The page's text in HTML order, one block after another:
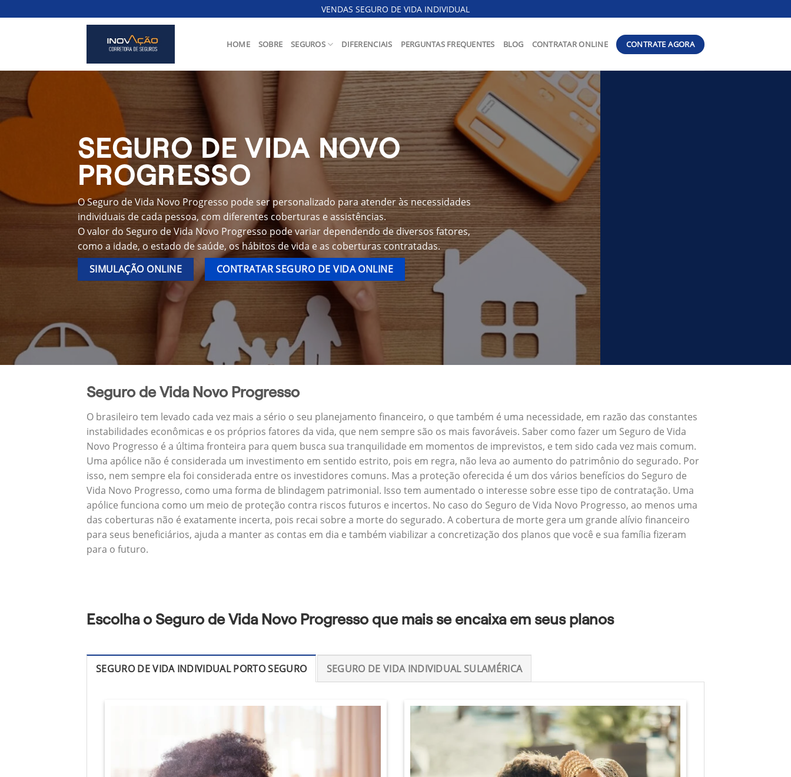
to
VENDAS SEGURO DE VIDA INDIVIDUAL
HOME SOBRE SEGUROS DIFERENCIAIS PERGUNTAS FREQUENTES BLOG CONTRATAR ONLINE CONTRATE AGORA
SEGURO DE VIDA NOVO
PROGRESSO
O Seguro de Vida Novo Progresso pode ser personalizado para atender às necessidades
individuais de cada pessoa, com diferentes coberturas e assistências.
O valor do Seguro de Vida Novo Progresso pode variar dependendo de diversos fatores,
como a idade, o estado de saúde, os hábitos de vida e as coberturas contratadas.
SIMULAÇÃO ONLINE
CONTRATAR SEGURO DE VIDA ONLINE
Seguro de Vida Novo Progresso
O brasileiro tem levado cada vez mais a sério o seu planejamento financeiro, o que também é uma necessidade, em razão das constantes
instabilidades econômicas e os próprios fatores da vida, que nem sempre são os mais favoráveis. Saber como fazer um Seguro de Vida
Novo Progresso é a última fronteira para quem busca sua tranquilidade em momentos de imprevistos, e tem sido cada vez mais comum.
Uma apólice não é considerada um investimento em sentido estrito, pois em regra, não leva ao aumento do patrimônio do segurado. Por
isso, nem sempre ela foi considerada entre os investidores comuns. Mas a proteção oferecida é um dos vários benefícios do Seguro de
Vida Novo Progresso, como uma forma de blindagem patrimonial. Isso tem aumentado o interesse sobre esse tipo de contratação. Uma
apólice funciona como um meio de proteção contra riscos futuros e incertos. No caso do Seguro de Vida Novo Progresso, ao menos uma
das coberturas não é exatamente incerta, pois recai sobre a morte do segurado. A cobertura de morte gera um grande alívio financeiro
para seus beneficiários, ajuda a manter as contas em dia e também viabilizar a concretização dos planos que você e sua família fizeram
para o futuro.
Escolha o Seguro de Vida Novo Progresso que mais se encaixa em seus planos
SEGURO DE VIDA INDIVIDUAL PORTO SEGURO SEGURO DE VIDA INDIVIDUAL SULAMÉRICA